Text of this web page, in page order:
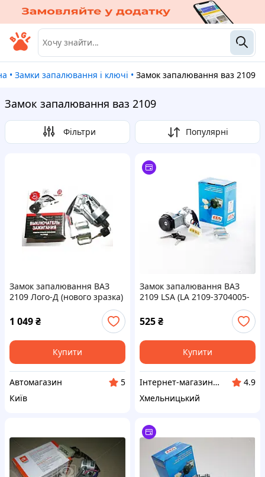
• Замки запалювання і ключі • Замок запалювання ваз 2109
Замок запалювання ваз 2109
Фільтри Популярні
Замок запалювання ВАЗ
2109 Лого-Д (нового зразка)
1 049₴
Купити
Автомагазин
5
Київ
Замок запалювання ВАЗ
2109 LSA (LA 2109-3704005-
525₴
Купити
Інтернет-магазин Autowolf
4.9
Хмельницький